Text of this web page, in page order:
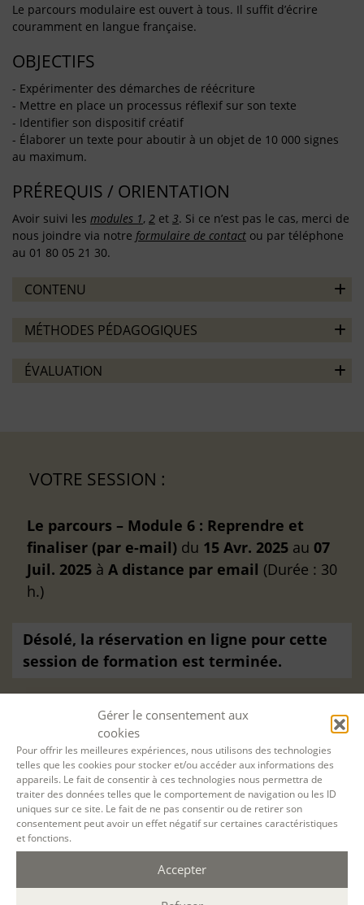
Gérer le consentement aux
cookies
Pour offrir les meilleures expériences, nous utilisons des technologies
telles que les cookies pour stocker et/ou accéder aux informations des
appareils. Le fait de consentir à ces technologies nous permettra de
traiter des données telles que le comportement de navigation ou les ID
uniques sur ce site. Le fait de ne pas consentir ou de retirer son
consentement peut avoir un effet négatif sur certaines caractéristiques
et fonctions.
Accepter
Le parcours modulaire est ouvert à tous. Il suffit d’écrire
couramment en langue française.
OBJECTIFS
- Expérimenter des démarches de réécriture
- Mettre en place un processus réflexif sur son texte
- Identifier son dispositif créatif
- Élaborer un texte pour aboutir à un objet de 10 000 signes
au maximum.
PRÉREQUIS / ORIENTATION
Avoir suivi les modules 1, 2 et 3. Si ce n’est pas le cas, merci de
nous joindre via notre formulaire de contact ou par téléphone
au 01 80 05 21 30.
CONTENU
MÉTHODES PÉDAGOGIQUES
ÉVALUATION
VOTRE SESSION :
Le parcours – Module 6 : Reprendre et
finaliser (par e-mail) du 15 Avr. 2025 au 07
Juil. 2025 à A distance par email (Durée : 30
h.)
Désolé, la réservation en ligne pour cette
session de formation est terminée.